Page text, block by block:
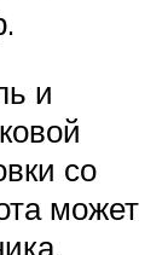
и
со
может